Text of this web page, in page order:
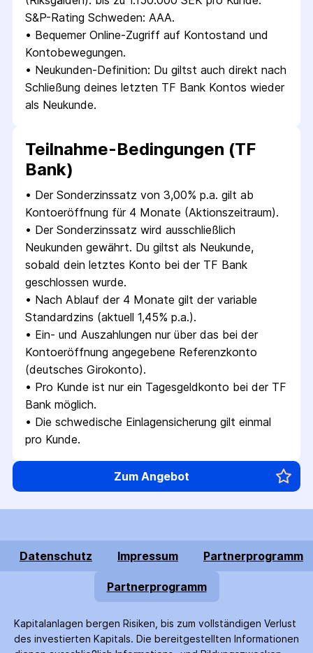
S&P-Rating Schweden: AAA.
• Bequemer Online-Zugriff auf Kontostand und
Kontobewegungen.
• Neukunden-Definition: Du giltst auch direkt nach
Schließung deines letzten TF Bank Kontos wieder
als Neukunde.
Teilnahme-Bedingungen (TF
Bank)
• Der Sonderzinssatz von 3,00% p.a. gilt ab
Kontoeröffnung für 4 Monate (Aktionszeitraum).
• Der Sonderzinssatz wird ausschließlich
Neukunden gewährt. Du giltst als Neukunde,
sobald dein letztes Konto bei der TF Bank
geschlossen wurde.
• Nach Ablauf der 4 Monate gilt der variable
Standardzins (aktuell 1,45% p.a.).
• Ein- und Auszahlungen nur über das bei der
Kontoeröffnung angegebene Referenzkonto
(deutsches Girokonto).
• Pro Kunde ist nur ein Tagesgeldkonto bei der TF
Bank möglich.
• Die schwedische Einlagensicherung gilt einmal
pro Kunde.
Zum Angebot
Datenschutz Impressum Partnerprogramm
Partnerprogramm
Kapitalanlagen bergen Risiken, bis zum voll­ständigen Verlust
des investierten Kapitals. Die bereitgestellten Informationen